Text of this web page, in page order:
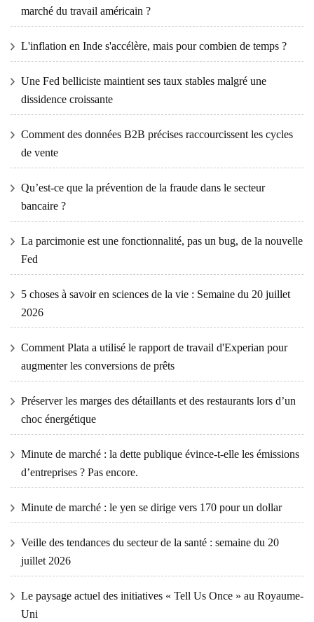
marché du travail américain ?
L'inflation en Inde s'accélère, mais pour combien de temps ?
Une Fed belliciste maintient ses taux stables malgré une
dissidence croissante
Comment des données B2B précises raccourcissent les cycles
de vente
Qu’est-ce que la prévention de la fraude dans le secteur
bancaire ?
La parcimonie est une fonctionnalité, pas un bug, de la nouvelle
Fed
5 choses à savoir en sciences de la vie : Semaine du 20 juillet
2026
Comment Plata a utilisé le rapport de travail d'Experian pour
augmenter les conversions de prêts
Préserver les marges des détaillants et des restaurants lors d’un
choc énergétique
Minute de marché : la dette publique évince-t-elle les émissions
d’entreprises ? Pas encore.
Minute de marché : le yen se dirige vers 170 pour un dollar
Veille des tendances du secteur de la santé : semaine du 20
juillet 2026
Le paysage actuel des initiatives « Tell Us Once » au Royaume-
Uni